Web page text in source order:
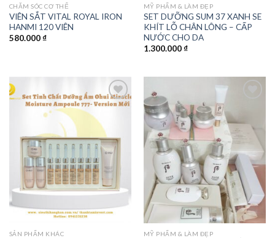
CHĂM SÓC CƠ THỂ
VIÊN SẮT VITAL ROYAL IRON
HANMI 120 VIÊN
580.000₫
MỸ PHẨM & LÀM ĐẸP
SET DƯỠNG SUM 37 XANH SE
KHÍT LỖ CHÂN LÔNG – CẤP
NƯỚC CHO DA
1.300.000₫
Add to
wishlist
SẢN PHẨM KHÁC
Add to
wishlist
MỸ PHẨM & LÀM ĐẸP